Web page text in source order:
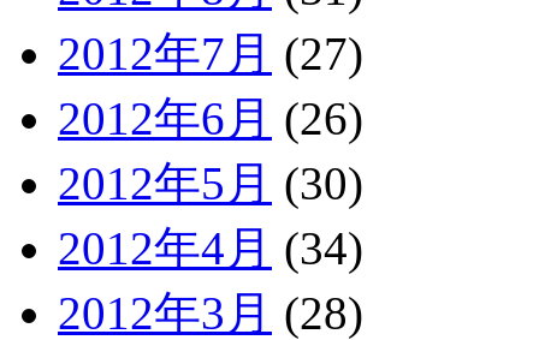
2012年7月 (27)
2012年6月 (26)
2012年5月 (30)
2012年4月 (34)
2012年3月 (28)